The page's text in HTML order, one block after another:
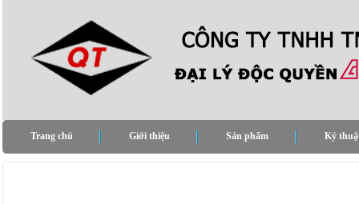
Trang chủ Giới thiệu Sản phẩm Kỷ